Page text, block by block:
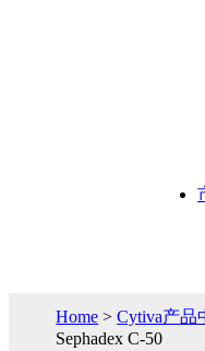
Home >Cytiva产品
Sephadex C-50